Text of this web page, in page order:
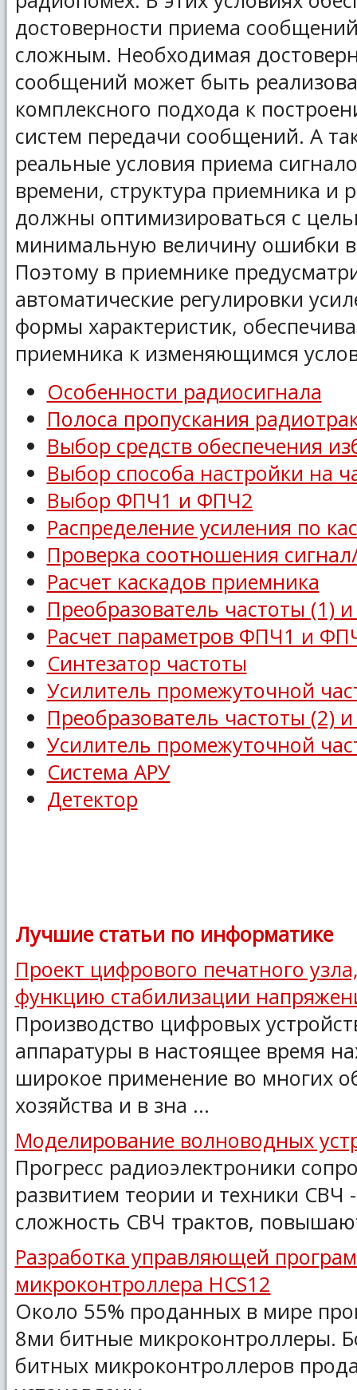
достоверности приема
сложным. Необходимая
сообщений может быть
комплексного подхода к
систем передачи сообщений. А
реальные условия приема
времени, структура приемника и
должны оптимизироваться с
минимальную величину ошибки
Поэтому в приемнике
автоматические регулировки
формы характеристик,
приемника к изменяющимся
Особенности радиосигнала
Полоса пропускания
Выбор средств обеспечения
Выбор способа настройки на
Выбор ФПЧ1 и ФПЧ2
Распределение усиления по
Проверка соотношения
Расчет каскадов приемника
Преобразователь частоты (1)
Расчет параметров ФПЧ1 и
Синтезатор частоты
Усилитель промежуточной
Преобразователь частоты (2)
Усилитель промежуточной
Система АРУ
Детектор
Лучшие статьи по информатике
Проект цифрового печатного
функцию стабилизации
Производство цифровых
аппаратуры в настоящее время
широкое применение во многих
хозяйства и в зна ...
Моделирование волноводных
Прогресс радиоэлектроники
развитием теории и техники СВЧ
сложность СВЧ трактов,
Разработка управляющей
микроконтроллера HCS12
Около 55% проданных в мире
8ми битные микроконтроллеры.
битных микроконтроллеров